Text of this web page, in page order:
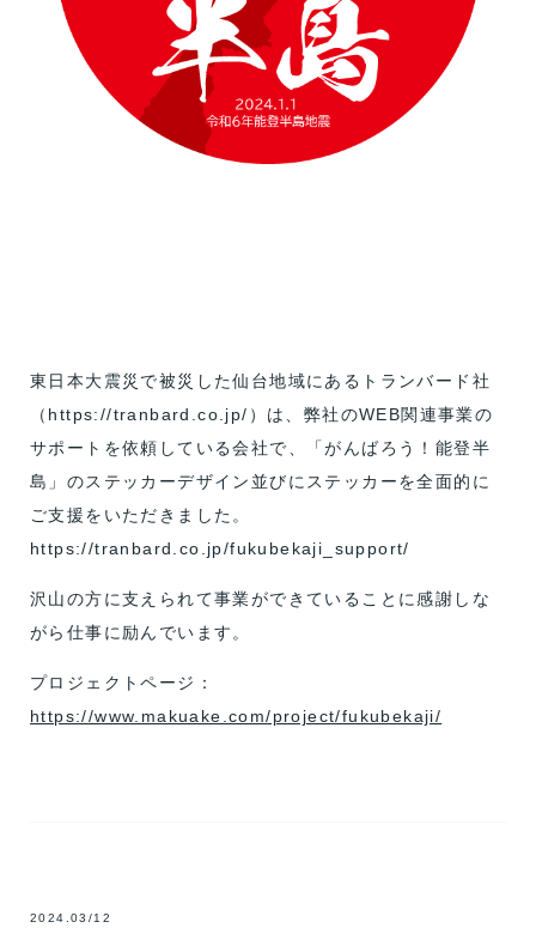
東日本大震災で被災した仙台地域にあるトランバード社
（https://tranbard.co.jp/）は、弊社のWEB関連事業の
サポートを依頼している会社で、「がんばろう！能登半
島」のステッカーデザイン並びにステッカーを全面的に
ご支援をいただきました。
https://tranbard.co.jp/fukubekaji_support/
沢山の方に支えられて事業ができていることに感謝しな
がら仕事に励んでいます。
プロジェクトページ：
https://www.makuake.com/project/fukubekaji/
2024.03/12